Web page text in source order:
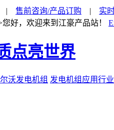
| 售前咨询/产品订购 | 实
您好，欢迎来到江豪产品站！
点亮世界
沃发电机组 发电机组应用行业